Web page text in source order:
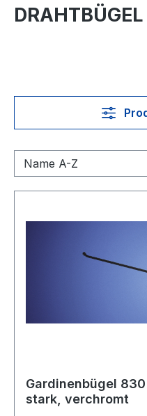
DRAHTBÜGEL
Gardinenbügel
stark, verchromt